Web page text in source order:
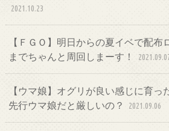
2021.10.23
【ＦＧＯ】明日からの夏イベで配布
までちゃんと周回しまーす！
【ウマ娘】オグリが良い感じに育っ
先行ウマ娘だと厳しいの？
2021.09.06